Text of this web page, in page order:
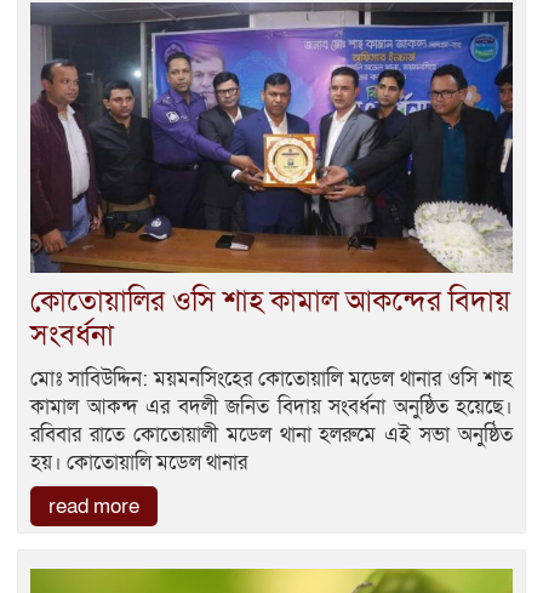
কোতোয়ালির ওসি শাহ কামাল আকন্দের বিদায়
সংবর্ধনা
মোঃ সাবিউদ্দিন: ময়মনসিংহের কোতোয়ালি মডেল থানার ওসি শাহ
কামাল আকন্দ এর বদলী জনিত বিদায় সংবর্ধনা অনুষ্ঠিত হয়েছে।
রবিবার রাতে কোতোয়ালী মডেল থানা হলরুমে এই সভা অনুষ্ঠিত
হয়। কোতোয়ালি মডেল থানার
read more